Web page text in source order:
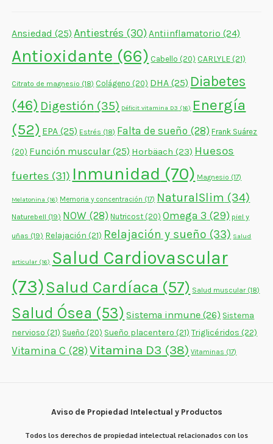
Ansiedad (25) Antiestrés (30)Antiinflamatorio (24)
Antioxidante (66) Cabello (20) CARLYLE(21)
Citrato de magnesio (18) Colágeno (20) DHA (25) Diabetes
(46) Digestión (35) Déficit vitamina D3 (16) Energía
(52) EPA (25) Estrés (18) Falta de sueño (28) Frank Suárez
(20) Función muscular (25) Horbäach (23) Huesos
fuertes (31) Inmunidad (70) Magnesio (17)
Melatonina (16) Memoria y concentración (17) NaturalSlim (34)
Naturebell (19) NOW (28) Nutricost (20) Omega 3 (29) piel y
uñas (19) Relajación (21) Relajación y sueño (33) Salud
articular (16) Salud Cardiovascular
(73)Salud Cardíaca (57) Salud muscular(18)
Salud Ósea (53) Sistema inmune (26) Sistema
nervioso (21) Sueño (20) Sueño placentero (21) Triglicéridos (22)
Vitamina C (28) Vitamina D3 (38) Vitaminas (17)
Aviso de Propiedad Intelectual y Productos
Todos los derechos de propiedad intelectual relacionados con los